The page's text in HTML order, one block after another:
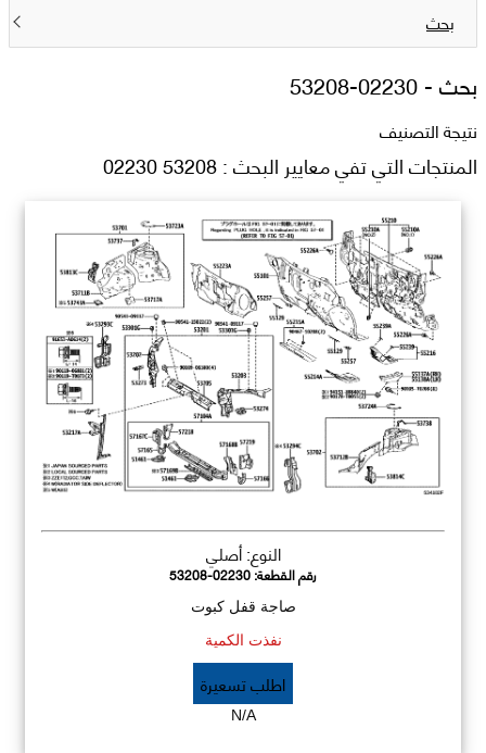
بحث
بحث -53208-02230
نتيجة التصنيف
المنتجات التي تفي معايير البحث : 53208 02230
النوع: أصلي
رقم القطعة:53208-02230
صاجة قفل كبوت
نفذت الكمية
اطلب تسعيرة
N/A